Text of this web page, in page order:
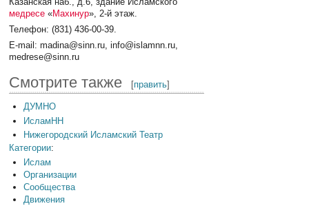
медресе «Махинур», 2-й этаж.
Телефон: (831) 436-00-39.
E-mail: madina@sinn.ru, info@islamnn.ru,
medrese@sinn.ru
Смотрите также [править]
ДУМНО
ИсламНН
Нижегородский Исламский Театр
Категории:
Ислам
Организации
Сообщества
Движения